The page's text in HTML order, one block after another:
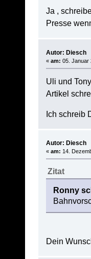
Ja ,
Presse
Autor: Diesch
« am: 05. Januar
Uli und
Artikel
Ich schreib
Autor: Diesch
« am: 14.
Zitat
Ronny
Dein